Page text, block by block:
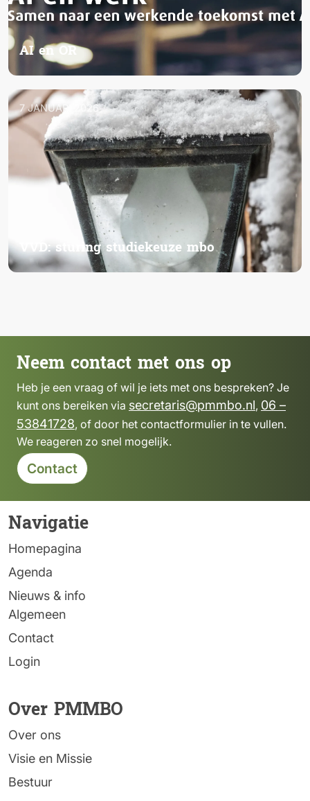
AI en OR
7 JANUARI 2026
VVD: sturing studiekeuze mbo
Neem contact met ons op
Heb je een vraag of wil je iets met ons bespreken? Je
kunt ons bereiken via secretaris@pmmbo.nl, 06 –
53841728, of door het contactformulier in te vullen.
We reageren zo snel mogelijk.
Contact
Navigatie
Homepagina
Agenda
Nieuws & info
Algemeen
Contact
Login
Over PMMBO
Over ons
Visie en Missie
Bestuur